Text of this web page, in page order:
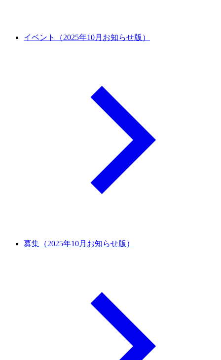
イベント（2025年10月お知らせ版）
募集（2025年10月お知らせ版）